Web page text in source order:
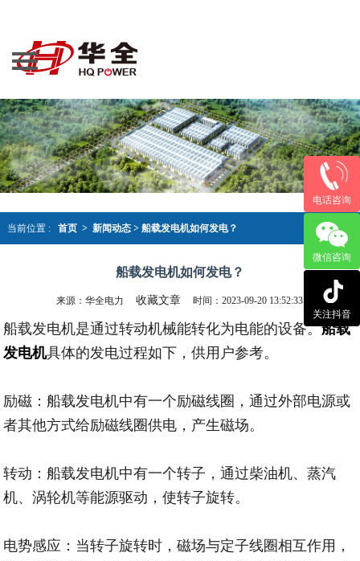
网站首页
产品大全
案例资讯
新闻动态
荣誉资质
关于华全
当前位置 : 首页 > 新闻动态> 船载发电机如何发电？
船载发电机如何发电？
来源：华全电力收藏文章 时间：2023-09-20 13:52:33
船载发电机是通过转动机械能转化为电能的设备。船载
发电机具体的发电过程如下，供用户参考。
励磁：船载发电机中有一个励磁线圈，通过外部电源或
者其他方式给励磁线圈供电，产生磁场。
转动：船载发电机中有一个转子，通过柴油机、蒸汽
机、涡轮机等能源驱动，使转子旋转。
电势感应：当转子旋转时，磁场与定子线圈相互作用，
电话咨询
微信咨询
关注抖音